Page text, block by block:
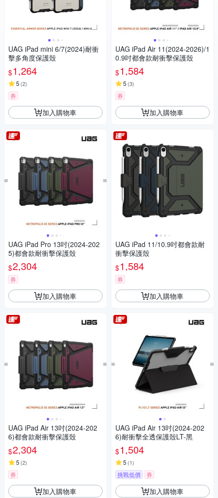
UAG iPad mini 6/7(2024)耐衝
擊多角度保護殼
$1,264
5 (2)
券
加入購物車
UAG iPad Pro 13吋(2024-202
5)都會款耐衝擊保護殼
$2,304
券
加入購物車
UAG iPad Air 13吋(2024-202
6)都會款耐衝擊保護殼
$2,304
5 (2)
券
加入購物車
UAG iPad Air 11(2024-2026)/1
0.9吋都會款耐衝擊保護殼
$1,584
5 (3)
券
加入購物車
UAG iPad 11/10.9吋都會款耐
衝擊保護殼
$1,584
券
加入購物車
UAG iPad Air 13吋(2024-202
6)耐衝擊全透保護殼LT-黑
$1,504
5 (1)
挑戰低價 券
加入購物車